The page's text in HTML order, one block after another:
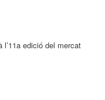
edició del mercat